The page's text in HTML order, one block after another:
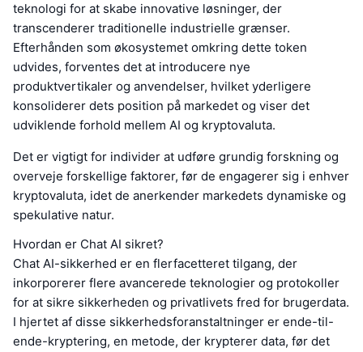
teknologi for at skabe innovative løsninger, der
transcenderer traditionelle industrielle grænser.
Efterhånden som økosystemet omkring dette token
udvides, forventes det at introducere nye
produktvertikaler og anvendelser, hvilket yderligere
konsoliderer dets position på markedet og viser det
udviklende forhold mellem AI og kryptovaluta.
Det er vigtigt for individer at udføre grundig forskning og
overveje forskellige faktorer, før de engagerer sig i enhver
kryptovaluta, idet de anerkender markedets dynamiske og
spekulative natur.
Hvordan er Chat AI sikret?
Chat AI-sikkerhed er en flerfacetteret tilgang, der
inkorporerer flere avancerede teknologier og protokoller
for at sikre sikkerheden og privatlivets fred for brugerdata.
I hjertet af disse sikkerhedsforanstaltninger er ende-til-
ende-kryptering, en metode, der krypterer data, før det